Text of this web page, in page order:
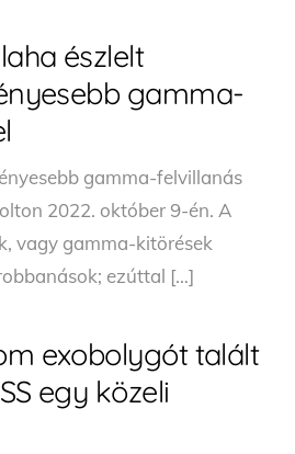
észlelt
gamma-
gamma-felvillanás
2022. október 9-én. A
vagy gamma-kitörések
ezúttal […]
exobolygót talált
egy közeli